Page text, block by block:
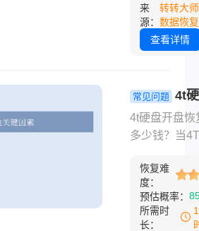
理解和应对
问题。
别，最关心
题莫过于：
数据恢复一
市场行情，
拆解不同故
型的真实报
因素，并推
性价比自救软
件，帮你少
枉钱、高效
来
源：
转转大师
数据恢复
查看详情
常见问题 4t
盘恢复数据
钱？这份透
4t硬盘开盘恢
多少钱？当
（如异响、
别、磁头损
且无法通过
复时，通常
恢复难
度：
预估概率：
所需时
长：